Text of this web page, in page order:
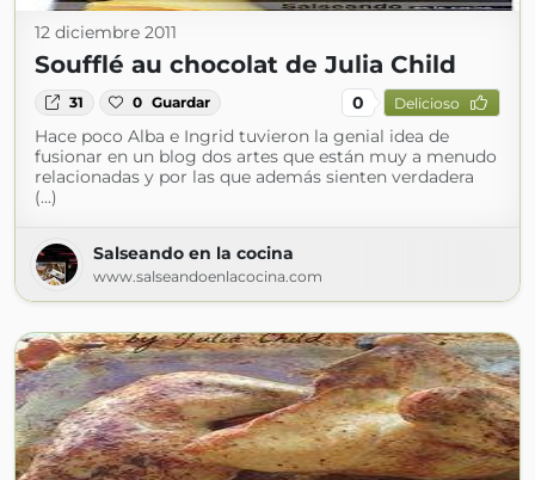
12 diciembre 2011
Soufflé au chocolat de Julia Child
31 0 Guardar 0 Delicioso
Hace poco Alba e Ingrid tuvieron la genial idea de
fusionar en un blog dos artes que están muy a menudo
relacionadas y por las que además sienten verdadera
(...)
Salseando en la cocina
www.salseandoenlacocina.com